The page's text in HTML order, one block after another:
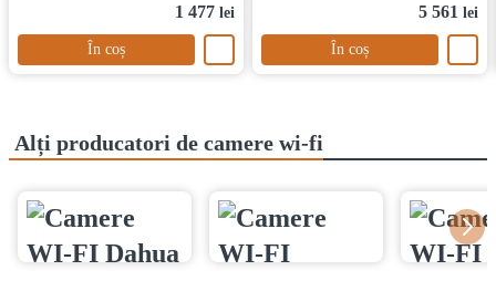
1 477 lei
În coș
5 561 lei
În coș
Alți producatori de camere wi-fi